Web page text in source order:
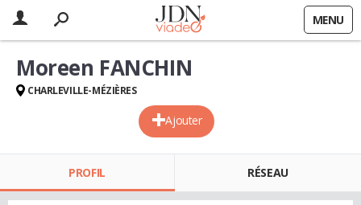
MENU
Ajouter
Moreen FANCHIN
CHARLEVILLE-MÉZIÈRES
PROFIL RÉSEAU